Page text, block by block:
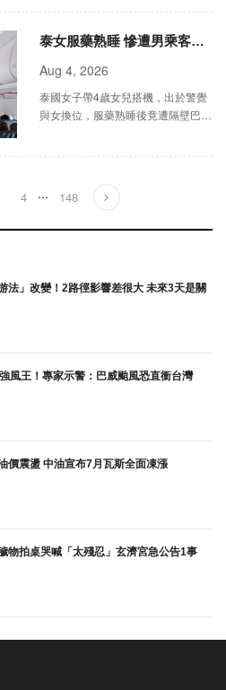
泰女服藥熟睡 慘遭男乘客伸
狼爪！衣物留下濕熱痕跡
Aug 4, 2026
泰國女子帶4歲女兒搭機，出於警覺
與女換位，服藥熟睡後竟遭隔壁巴基
4 ... 148
法」改變！2路徑影響差很大 未來3天是關
風王！專家示警：巴威颱風恐直衝台灣
價震盪 中油宣布7月瓦斯全面凍漲
物拍桌哭喊「太殘忍」玄濟宮急公告1事